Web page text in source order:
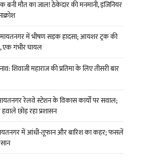
मौत का जाल! ठेकेदार की मनमानी, इंजिनियर
में भीषण सड़क हादसा; आयशर ट्रक की
गंभीर घायल
शिवाजी महाराज की प्रतिमा के लिए तीसरी बार
रेलवे स्टेशन के विकास कार्यों पर सवाल;
छोड़ रहा प्रशासन
में आंधी-तूफान और बारिश का कहर; फसलें